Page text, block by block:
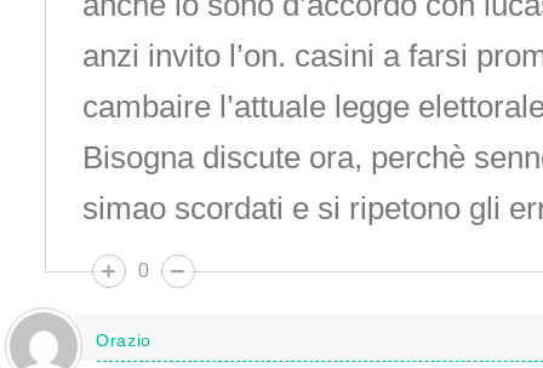
anzi invito l’on. casini a farsi
cambaire l’attuale legge
Bisogna discute ora, perchè
simao scordati e si ripetono gli
0
Orazio